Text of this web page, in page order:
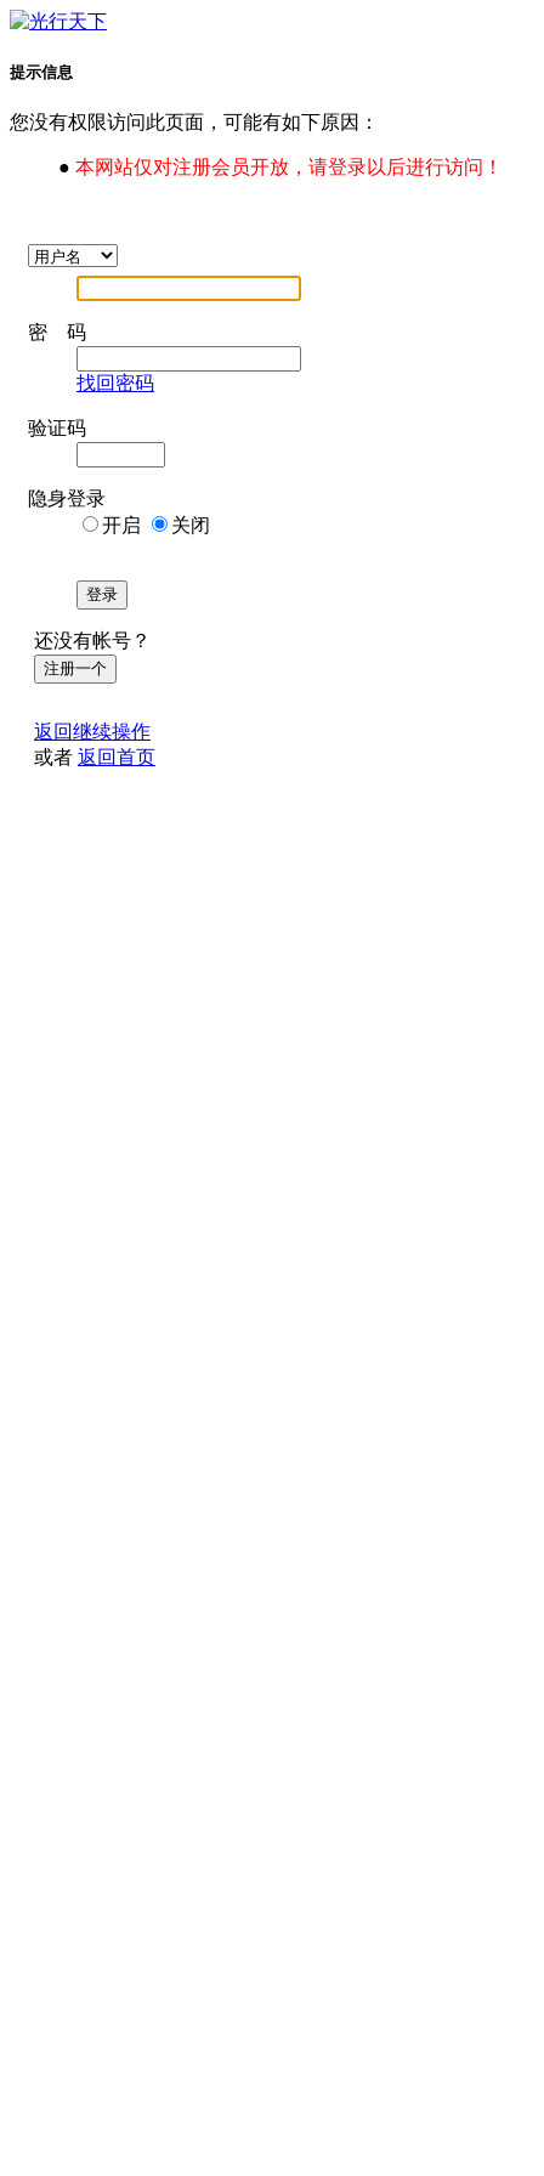
提示信息
您没有权限访问此页面，可能有如下原因：
● 本网站仅对注册会员开放，请登录以后进行访问！
密 码
找回密码
验证码
隐身登录
开启
关闭
登录
还没有帐号？
注册一个
返回继续操作
或者 返回首页